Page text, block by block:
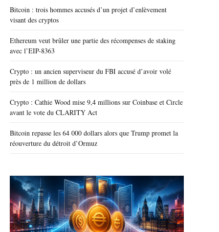
Bitcoin : trois hommes accusés d’un projet d’enlèvement
visant des cryptos
Ethereum veut brûler une partie des récompenses de staking
avec l’EIP-8363
Crypto : un ancien superviseur du FBI accusé d’avoir volé
près de 1 million de dollars
Crypto : Cathie Wood mise 9,4 millions sur Coinbase et Circle
avant le vote du CLARITY Act
Bitcoin repasse les 64 000 dollars alors que Trump promet la
réouverture du détroit d’Ormuz